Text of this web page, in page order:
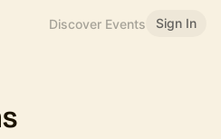
Discover Events Sign In